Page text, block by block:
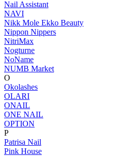
Nail Assistant
NAVI
Nikk Mole Ekko Beauty
Nippon Nippers
NitriMax
Nogturne
NoName
NUMB Market
O
Okolashes
OLARI
ONAIL
ONE NAIL
OPTION
P
Patrisa Nail
Pink House